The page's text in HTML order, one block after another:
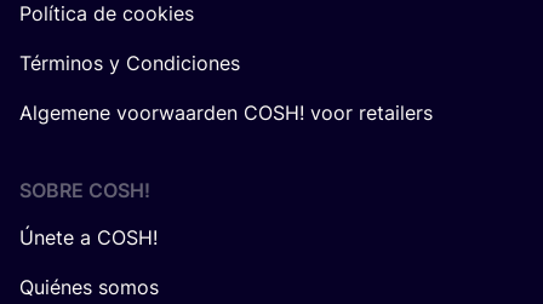
Política de cookies
Términos y Condiciones
Algemene voorwaarden COSH! voor retailers
SOBRE COSH!
Únete a COSH!
Quiénes somos